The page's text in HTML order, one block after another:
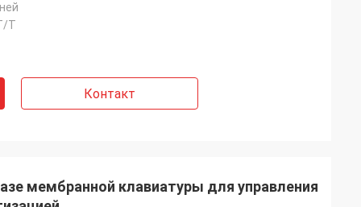
T
Контакт
мембранной клавиатуры для управления